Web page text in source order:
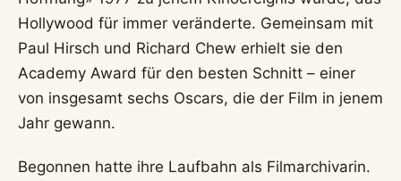
Hollywood für immer veränderte. Gemeinsam mit
Paul Hirsch und Richard Chew erhielt sie den
Academy Award für den besten Schnitt – einer
von insgesamt sechs Oscars, die der Film in jenem
Jahr gewann.
Begonnen hatte ihre Laufbahn als Filmarchivarin.